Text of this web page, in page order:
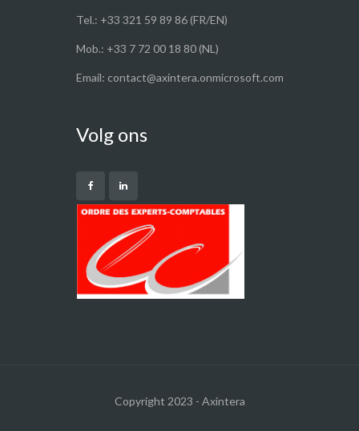
Tel.: +33 321 59 89 86 (FR/EN)
Mob.: +33 7 72 00 18 80 (NL)
Email: contact@axintera.onmicrosoft.com
Volg ons
Copyright 2023 - Axintera